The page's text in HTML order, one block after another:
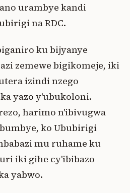
urambye kandi
na RDC.
ku bijyanye
zemewe bigikomeje, iki
izindi nzego
yazo y'ubukoloni.
harimo n'ibivugwa
ko Ububirigi
mu ruhame ku
iki gihe cy'ibibazo
yabwo.